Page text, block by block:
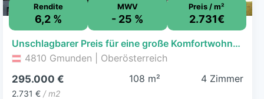
Rendite
6,2 %
MWV
- 25 %
Preis / m²
2.731€
Unschlagbarer Preis für eine große Komfortwohnung in Gmunden!
4810 Gmunden | Oberösterreich
295.000 €
2.731 € / m2
108 m² 4 Zimmer